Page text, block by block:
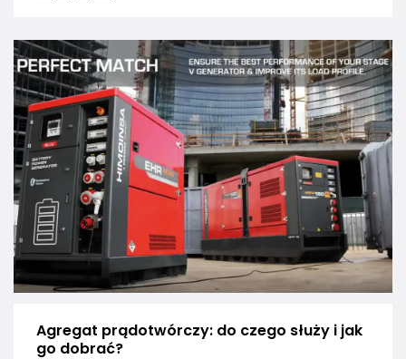
Agregat prądotwórczy: do czego służy i jak
go dobrać?